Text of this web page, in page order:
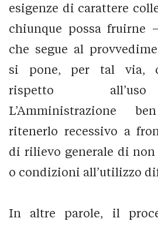
esigenze di carattere
chiunque possa fruirne –
che segue al
si pone, per tal via,
rispetto
L’Amministrazione
ritenerlo recessivo a
di rilievo generale di
o condizioni all’utilizzo
In altre parole, il